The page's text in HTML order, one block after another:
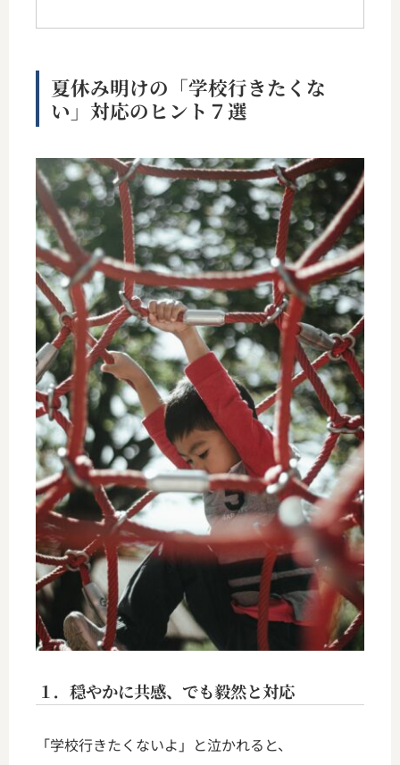
夏休み明けの「学校行きたくな
い」対応のヒント７選
１．穏やかに共感、でも毅然と対応
「学校行きたくないよ」と泣かれると、